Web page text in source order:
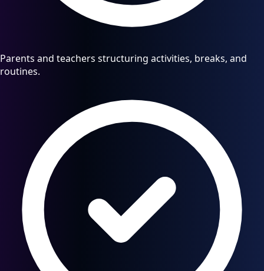
Parents and teachers structuring activities, breaks, and
routines.